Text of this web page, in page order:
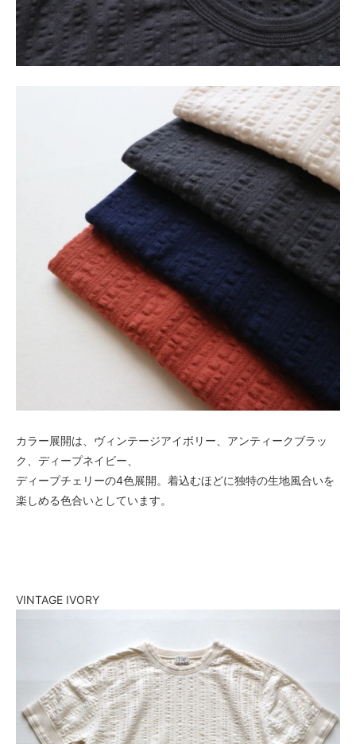
カラー展開は、ヴィンテージアイボリー、アンティークブラッ
ク、ディープネイビー、
ディープチェリーの4色展開。着込むほどに独特の生地風合いを
楽しめる色合いとしています。
VINTAGE IVORY